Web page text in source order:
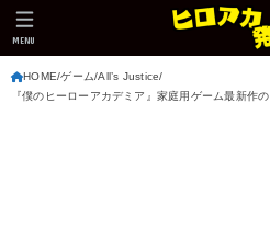
MENU
HOME ゲーム All’s Justice
『僕のヒーローアカデミア』家庭用ゲーム最新作